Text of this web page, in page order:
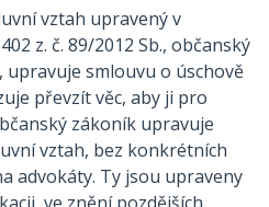
vztah upravený v
z. č. 89/2012 Sb., občanský
smlouvu o úschově
převzít věc, aby ji pro
zákoník upravuje
vztah, bez konkrétních
advokáty. Ty jsou upraveny